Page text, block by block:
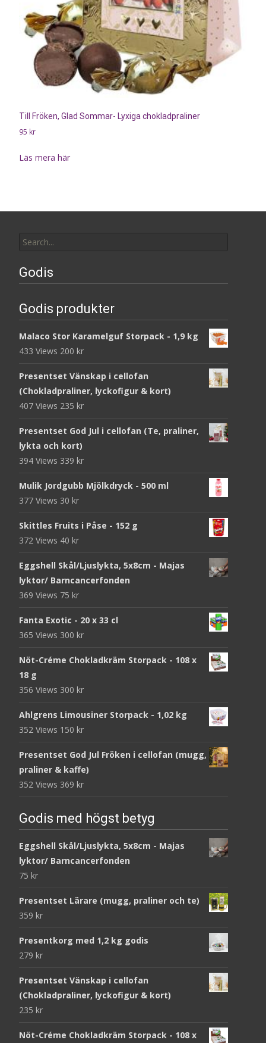
Till Fröken, Glad Sommar- Lyxiga chokladpraliner
95 kr
Läs mera här
for:
Godis
Godis produkter
Malaco Stor Karamelguf Storpack - 1,9 kg
433 Views 200 kr
Presentset Vänskap i cellofan
(Chokladpraliner, lyckofigur & kort)
407 Views 235 kr
Presentset God Jul i cellofan (Te, praliner,
lykta och kort)
394 Views 339 kr
Mulik Jordgubb Mjölkdryck - 500 ml
377 Views 30 kr
Skittles Fruits i Påse - 152 g
372 Views 40 kr
Eggshell Skål/Ljuslykta, 5x8cm - Majas
lyktor/ Barncancerfonden
369 Views 75 kr
Fanta Exotic - 20 x 33 cl
365 Views 300 kr
Nöt-Créme Chokladkräm Storpack - 108 x
18 g
356 Views 300 kr
Ahlgrens Limousiner Storpack - 1,02 kg
352 Views 150 kr
Presentset God Jul Fröken i cellofan (mugg,
praliner & kaffe)
352 Views 369 kr
Godis med högst betyg
Eggshell Skål/Ljuslykta, 5x8cm - Majas
lyktor/ Barncancerfonden
75 kr
Presentset Lärare (mugg, praliner och te)
359 kr
Presentkorg med 1,2 kg godis
279 kr
Presentset Vänskap i cellofan
(Chokladpraliner, lyckofigur & kort)
235 kr
Nöt-Créme Chokladkräm Storpack - 108 x